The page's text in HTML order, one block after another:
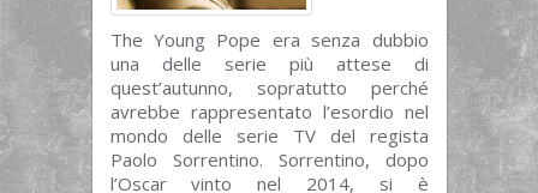
The Young Pope era senza dubbio
una delle serie più attese di
quest’autunno, sopratutto perché
avrebbe rappresentato l’esordio nel
mondo delle serie TV del regista
Paolo Sorrentino. Sorrentino, dopo
l’Oscar vinto nel 2014, si è